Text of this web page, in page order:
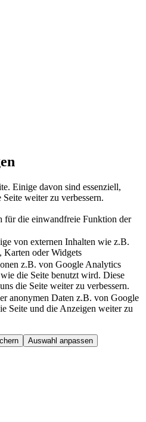
Einige davon sind essenziell,
weiter zu verbessern.
für die einwandfreie Funktion der
von externen Inhalten wie z.B.
oder Widgets
z.B. von Google Analytics
die Seite benutzt wird. Diese
die Seite weiter zu verbessern.
anonymen Daten z.B. von Google
Seite und die Anzeigen weiter zu
Auswahl anpassen